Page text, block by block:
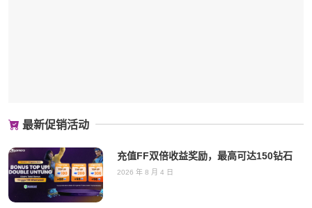
最新促销活动
充值FF双倍收益奖励，最高可达150钻石
2026 年 8 月 4 日